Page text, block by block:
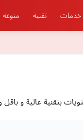
خدمات تقنية منوعة
بتقنية عالية و